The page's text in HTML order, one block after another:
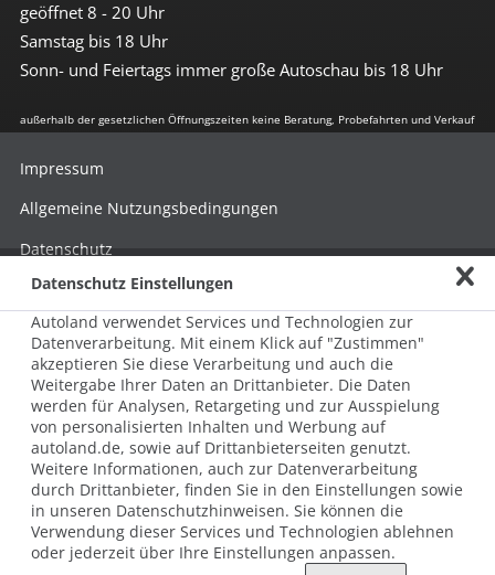
geöffnet 8 - 20 Uhr
Samstag bis 18 Uhr
Sonn- und Feiertags immer große Autoschau bis 18 Uhr
außerhalb der gesetzlichen Öffnungszeiten keine Beratung, Probefahrten und Verkauf
© 2026 AUTOLAND 24 SE & Co. Betriebs KG
Werner-von-Siemens-Str. 2, 06796 Brehna, Deutschland
Impressum
Allgemeine Nutzungsbedingungen
Datenschutz
Hinweisgebersystem nach HinSchG
Beschwerde nach LkSG
Grundsatzerklärung zum LkSG
Datenschutz Einstellungen
Autoland verwendet Services und Technologien zur
Datenverarbeitung. Mit einem Klick auf "Zustimmen"
akzeptieren Sie diese Verarbeitung und auch die
Weitergabe Ihrer Daten an Drittanbieter. Die Daten
werden für Analysen, Retargeting und zur Ausspielung
von personalisierten Inhalten und Werbung auf
autoland.de, sowie auf Drittanbieterseiten genutzt.
Weitere Informationen, auch zur Datenverarbeitung
durch Drittanbieter, finden Sie in den Einstellungen sowie
in unseren Datenschutzhinweisen. Sie können die
Verwendung dieser Services und Technologien ablehnen
oder jederzeit über Ihre Einstellungen anpassen.